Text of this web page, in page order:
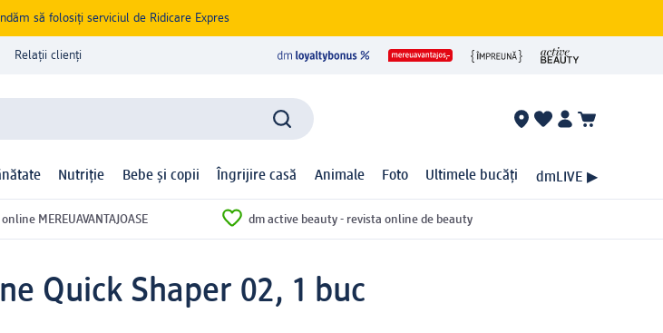
să folosiți serviciul de Ridicare Expres
Relații clienți
Nutriție Bebe și copii Îngrijire casă Animale Foto Ultimele bucăți dmLIVE ▶
MEREUAVANTAJOASE dm active beauty - revista online de beauty
Quick Shaper 02, 1 buc